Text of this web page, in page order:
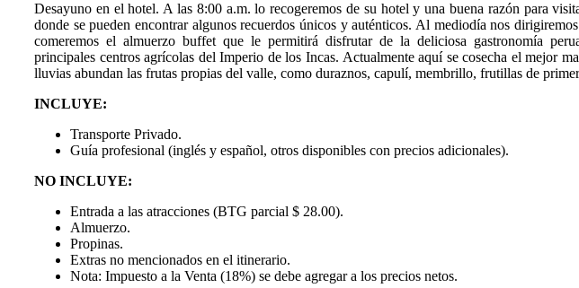
Desayuno en el hotel. A las 8:00 a.m. lo recogeremos de su hotel y una buena razón para
donde se pueden encontrar algunos recuerdos únicos y auténticos. Al mediodía nos
comeremos el almuerzo buffet que le permitirá disfrutar de la deliciosa gastronomía
principales centros agrícolas del Imperio de los Incas. Actualmente aquí se cosecha el mejor
lluvias abundan las frutas propias del valle, como duraznos, capulí, membrillo, frutillas de
INCLUYE:
Transporte Privado.
Guía profesional (inglés y español, otros disponibles con precios adicionales).
NO INCLUYE:
Entrada a las atracciones (BTG parcial $ 28.00).
Almuerzo.
Propinas.
Extras no mencionados en el itinerario.
Nota: Impuesto a la Venta (18%) se debe agregar a los precios netos.